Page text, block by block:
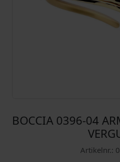
BOCCIA 0396-04
Artikelnr.: